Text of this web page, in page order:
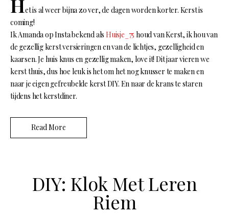
Het is al weer bijna zo ver, de dagen worden korter. Kerst is
coming!
Ik Amanda op Insta bekend alsHuisje_75 houd van Kerst, ik hou van
de gezellig kerst versieringen en van de lichtjes, gezelligheid en
kaarsen. Je huis knus en gezellig maken, love it! Dit jaar vieren we
kerst thuis, dus hoe leuk is het om het nog knusser te maken en
naar je eigen gefreubelde kerst DIY. En naar de krans te staren
tijdens het kerstdiner.
Read More
DIY: Klok Met Leren
Riem